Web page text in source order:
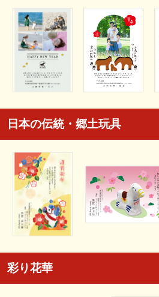
日本の伝統・郷土玩具
彩り花華